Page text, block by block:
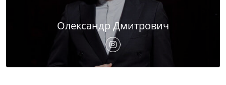
Олександр Дмитрович